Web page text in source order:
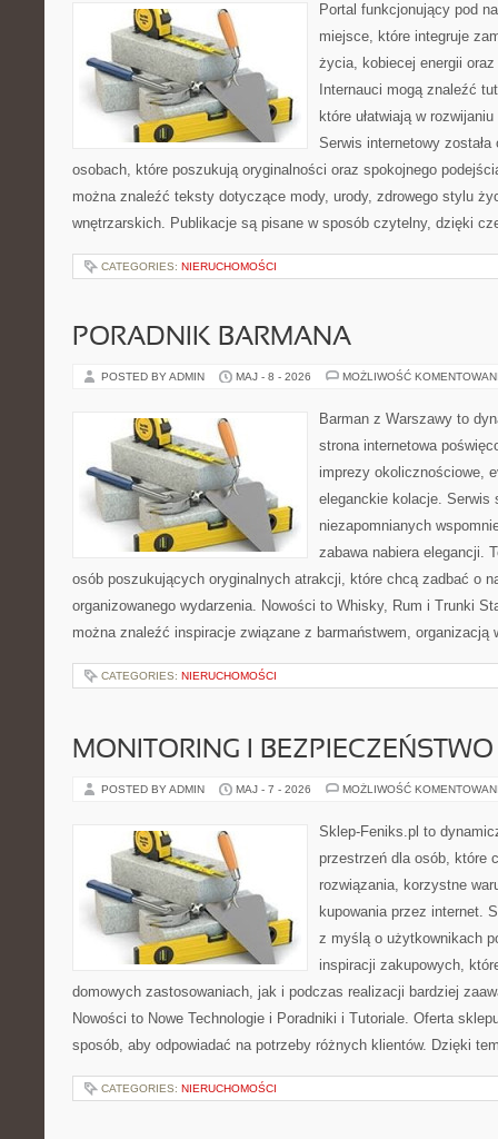
Portal funkcjonujący pod
miejsce, które integruje
życia, kobiecej energii
Internauci mogą znaleźć
które ułatwiają w
Serwis internetowy
osobach, które poszukują oryginalności oraz spokojnego
można znaleźć teksty dotyczące mody, urody, zdrowego stylu
wnętrzarskich. Publikacje są pisane w sposób czytelny, dzięki
CATEGORIES: NIERUCHOMOŚCI
PORADNIK BARMANA
POSTED BY ADMIN MAJ - 8 - 2026 MOŻLIWOŚĆ
Barman z Warszawy to
strona internetowa
imprezy okolicznościowe,
eleganckie kolacje. Serwis
niezapomnianych
zabawa nabiera elegancji.
osób poszukujących oryginalnych atrakcji, które chcą zadbać o
organizowanego wydarzenia. Nowości to Whisky, Rum i Trunki
można znaleźć inspiracje związane z barmaństwem,
CATEGORIES: NIERUCHOMOŚCI
MONITORING I
POSTED BY ADMIN MAJ - 7 - 2026 MOŻLIWOŚĆ
Sklep-Feniks.pl to
przestrzeń dla osób, które
rozwiązania, korzystne
kupowania przez internet.
z myślą o użytkownikach
inspiracji zakupowych,
domowych zastosowaniach, jak i podczas realizacji bardziej
Nowości to Nowe Technologie i Poradniki i Tutoriale. Oferta
sposób, aby odpowiadać na potrzeby różnych klientów. Dzięki
CATEGORIES: NIERUCHOMOŚCI